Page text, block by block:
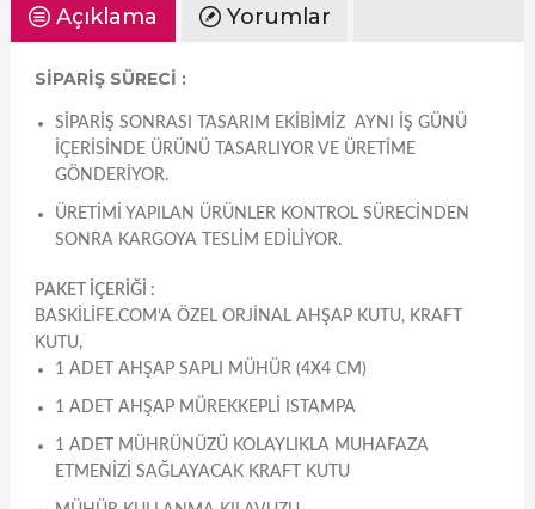
Açıklama Yorumlar
SİPARİŞ SÜRECİ :
SIPARIŞ SONRASI TASARIM EKIBIMIZ AYNI IŞ GÜNÜ
IÇERISINDE ÜRÜNÜ TASARLIYOR VE ÜRETIME
GÖNDERIYOR.
ÜRETIMI YAPILAN ÜRÜNLER KONTROL SÜRECINDEN
SONRA KARGOYA TESLIM EDILIYOR.
PAKET İÇERİĞİ :
BASKILIFE.COM’A ÖZEL ORJINAL AHŞAP KUTU, KRAFT
KUTU,
1 ADET AHŞAP SAPLI MÜHÜR (4X4 CM)
1 ADET AHŞAP MÜREKKEPLI ISTAMPA
1 ADET MÜHRÜNÜZÜ KOLAYLIKLA MUHAFAZA
ETMENIZI SAĞLAYACAK KRAFT KUTU